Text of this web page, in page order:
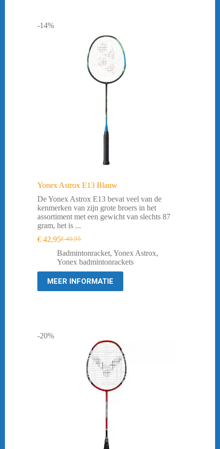
-14%
Yonex Astrox E13 Blauw
De Yonex Astrox E13 bevat veel van de
kenmerken van zijn grote broers in het
assortiment met een gewicht van slechts 87
gram, het is ...
€49,95
Oorspronkelijke
prijs
was:
€ 49,95.
€ 42,95Huidige
prijs
is:
€ 42,95.
Badmintonracket, Yonex Astrox,
Yonex badmintonrackets
MEER INFORMATIE
-20%